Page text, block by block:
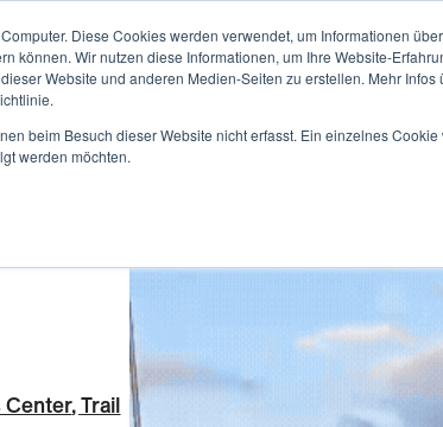
Diese Cookies werden verwendet, um Informationen
können. Wir nutzen diese Informationen, um Ihre Website-
Website und anderen Medien-Seiten zu erstellen. Mehr Infos
beim Besuch dieser Website nicht erfasst. Ein einzelnes
werden möchten.
BAU WISSEN PRODUKTE
Center,Trail